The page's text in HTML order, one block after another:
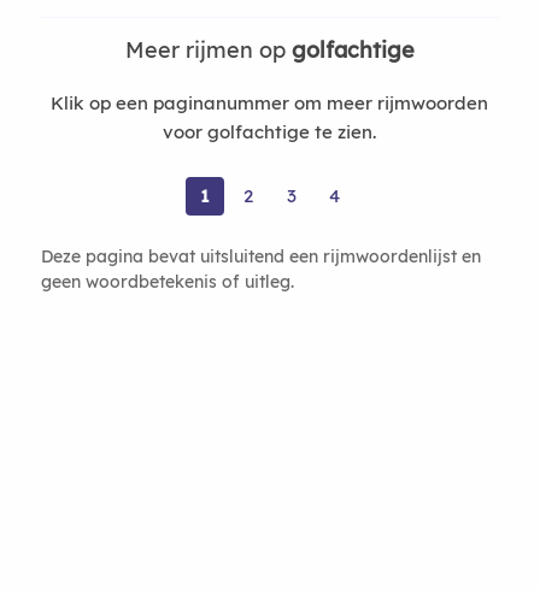
Meer rijmen op golfachtige
Klik op een paginanummer om meer rijmwoorden
voor golfachtige te zien.
1 2 3 4
Deze pagina bevat uitsluitend een rijmwoordenlijst en
geen woordbetekenis of uitleg.